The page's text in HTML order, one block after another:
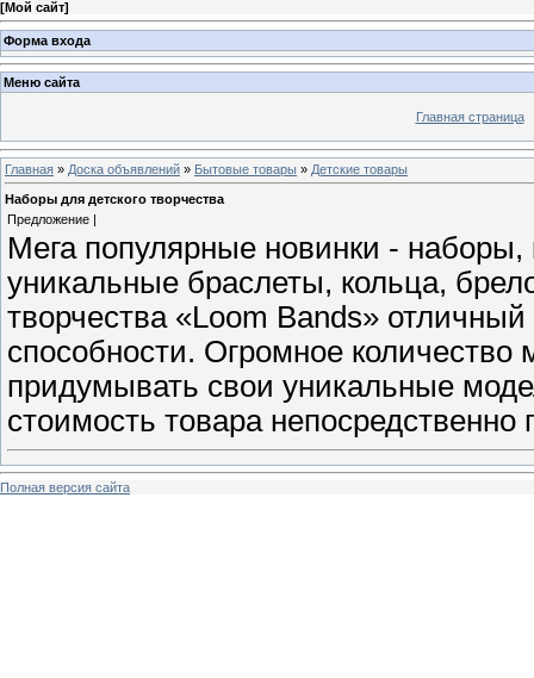
[Мой сайт]
Форма входа
Меню сайта
Главная страница
Главная » Доска объявлений » Бытовые товары » Детские товары
Наборы для детского творчества
Предложение |
Мега популярные новинки - наборы,
уникальные браслеты, кольца,
творчества «Loom Bands»
способности. Огромное
придумывать свои уникальные
стоимость товара непосредственно
Полная версия сайта